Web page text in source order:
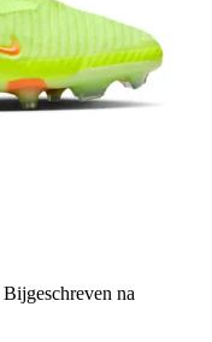
Bijgeschreven na